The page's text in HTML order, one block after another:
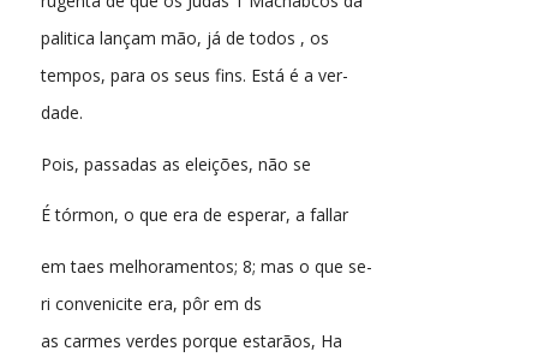
palitica lançam mão, já de todos , os
tempos, para os seus fins. Está é a ver-
dade.
Pois, passadas as eleições, não se
É tórmon, o que era de esperar, a fallar
em taes melhoramentos; 8; mas o que se-
ri convenicite era, pôr em ds
as carmes verdes porque estarãos, Ha